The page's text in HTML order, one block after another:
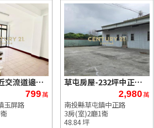
草屯房屋-近交流道邊間典雅透天
799萬
玉屏路
草屯房屋-232坪中正路邊平房大建地
2,980萬
南投縣草屯鎮中正路
3房(室)2廳1衛
48.84 坪